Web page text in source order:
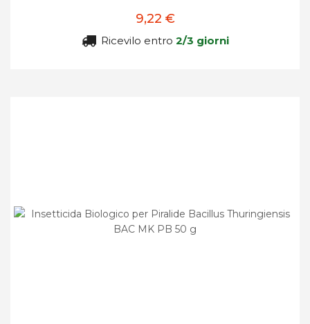
9,22 €
Ricevilo entro 2/3 giorni